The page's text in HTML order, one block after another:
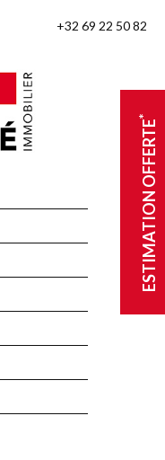
ESTIMATION OFFERTE
*
+32 69 22 50 82